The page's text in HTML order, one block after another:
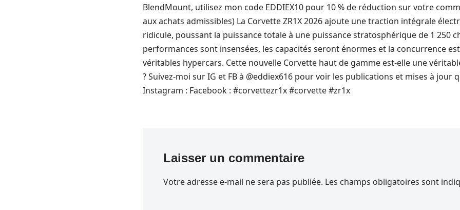
BlendMount, utilisez mon code EDDIEX10 pour 10 % de réduction sur votre
aux achats admissibles) La Corvette ZR1X 2026 ajoute une traction intégrale
ridicule, poussant la puissance totale à une puissance stratosphérique de 1 250
performances sont insensées, les capacités seront énormes et la concurrence
véritables hypercars. Cette nouvelle Corvette haut de gamme est-elle une
? Suivez-moi sur IG et FB à @eddiex616 pour voir les publications et mises à jour
Instagram : Facebook : #corvettezr1x #corvette #zr1x
Laisser un commentaire
Votre adresse e-mail ne sera pas publiée. Les champs obligatoires sont